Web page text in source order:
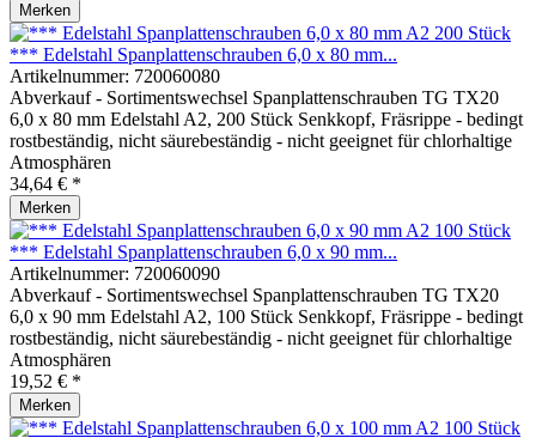
Merken
*** Edelstahl Spanplattenschrauben 6,0 x 80 mm...
Artikelnummer: 720060080
Abverkauf - Sortimentswechsel Spanplattenschrauben TG TX20
6,0 x 80 mm Edelstahl A2, 200 Stück Senkkopf, Fräsrippe - bedingt
rostbeständig, nicht säurebeständig - nicht geeignet für chlorhaltige
Atmosphären
34,64 € *
Merken
*** Edelstahl Spanplattenschrauben 6,0 x 90 mm...
Artikelnummer: 720060090
Abverkauf - Sortimentswechsel Spanplattenschrauben TG TX20
6,0 x 90 mm Edelstahl A2, 100 Stück Senkkopf, Fräsrippe - bedingt
rostbeständig, nicht säurebeständig - nicht geeignet für chlorhaltige
Atmosphären
19,52 € *
Merken